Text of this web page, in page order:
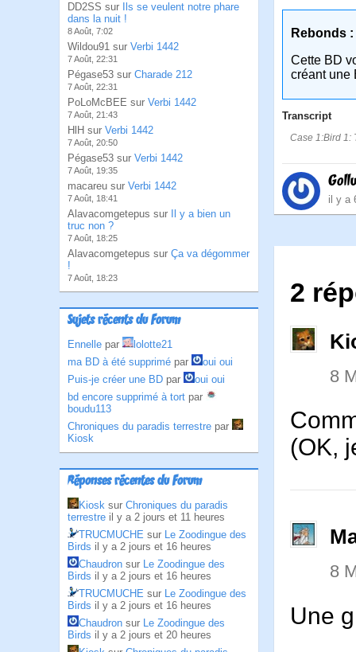
DD2SS sur
Ils se veulent notre phare
dans la nuit !
8 Août, 7:02
Wildou91 sur Verbi 1442
7 Août, 22:31
Pégase53 sur Charade 212
7 Août, 22:31
PoLoMcBEE sur Verbi 1442
7 Août, 21:43
HlH sur Verbi 1442
7 Août, 20:50
Pégase53 sur Verbi 1442
7 Août, 19:35
macareu sur Verbi 1442
7 Août, 18:41
Alavacomgetepus sur
Il y a bien un
truc non ?
7 Août, 18:25
Alavacomgetepus sur Ça va dégommer
!
7 Août, 18:23
Sujets récents du Forum
Ennelle par
lolotte21
ma BD à été supprimé par
oui oui
Puis-je créer une BD par
oui oui
bd encore supprimé à tort par
boudu113
Chroniques du paradis terrestre par
Kiosk
Réponses récentes du Forum
Kiosk sur Chroniques du paradis
terrestre il y a 2 jours et 11 heures
TRUCMUCHE sur Le Zoodingue des
Birds il y a 2 jours et 16 heures
Chaudron sur Le Zoodingue des
Birds il y a 2 jours et 16 heures
TRUCMUCHE sur Le Zoodingue des
Birds il y a 2 jours et 16 heures
Chaudron sur Le Zoodingue des
Birds il y a 2 jours et 20 heures
Rebonds :
Cette BD
créant une
Transcript
Case 1:Bird 1:
il y a
2
8
(OK,
8
Une